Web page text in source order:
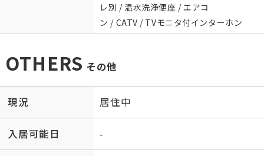
レ別 / 温水洗浄便座 / エアコ
ン / CATV / TVモニタ付インターホン
OTHERS その他
現況 居住中
入居可能日 -